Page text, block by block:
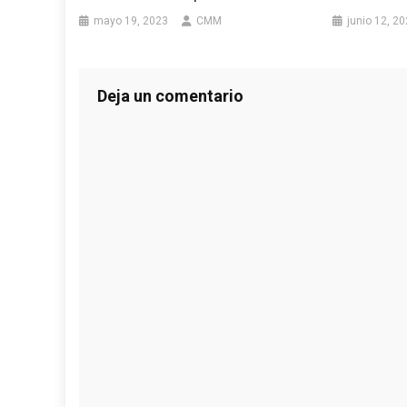
mayo 19, 2023 CMM junio 12,
Deja un comentario